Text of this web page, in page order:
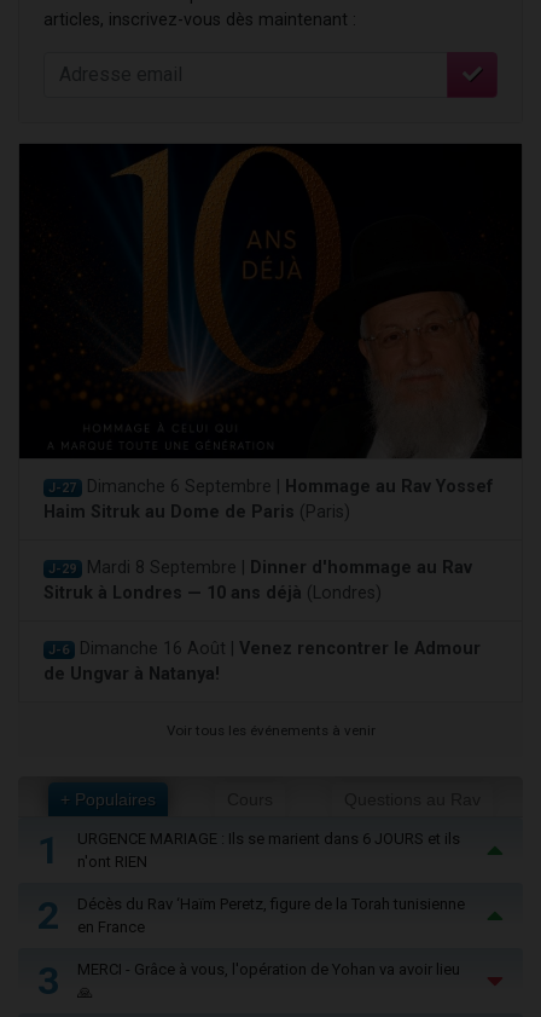
articles, inscrivez-vous dès maintenant :
J-27 Dimanche 6 Septembre |
Hommage au Rav Yossef
Haim Sitruk au Dome de Paris (Paris)
J-29 Mardi 8 Septembre |
Dinner d'hommage au Rav
Sitruk à Londres — 10 ans déjà (Londres)
J-6 Dimanche 16 Août | Venez rencontrer le Admour
de Ungvar à Natanya!
Voir tous les événements à venir
+ Populaires
1
URGENCE MARIAGE : Ils se marient dans 6 JOURS et ils
n'ont RIEN
2
Décès du Rav ‘Haïm Peretz, figure de la Torah tunisienne
en France
3
MERCI - Grâce à vous, l'opération de Yohan va avoir lieu
🙏